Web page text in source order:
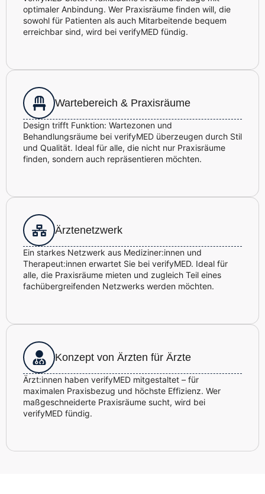
optimaler Anbindung. Wer Praxisräume finden will, die
sowohl für Patienten als auch Mitarbeitende bequem
erreichbar sind, wird bei verifyMED fündig.
Wartebereich & Praxisräume
Design trifft Funktion: Wartezonen und
Behandlungsräume bei verifyMED überzeugen durch Stil
und Qualität. Ideal für alle, die nicht nur Praxisräume
finden, sondern auch repräsentieren möchten.
Ärztenetzwerk
Ein starkes Netzwerk aus Mediziner:innen und
Therapeut:innen erwartet Sie bei verifyMED. Ideal für
alle, die Praxisräume mieten und zugleich Teil eines
fachübergreifenden Netzwerks werden möchten.
Konzept von Ärzten für Ärzte
Ärzt:innen haben verifyMED mitgestaltet – für
maximalen Praxisbezug und höchste Effizienz. Wer
maßgeschneiderte Praxisräume sucht, wird bei
verifyMED fündig.